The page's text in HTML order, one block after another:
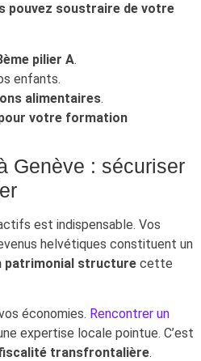
pouvez soustraire de votre
pilier A.
enfants.
alimentaires.
votre formation
Genève : sécuriser
est indispensable. Vos
helvétiques constituent un
patrimonial structure cette
économies. Rencontrer un
expertise locale pointue. C’est
transfrontalière.